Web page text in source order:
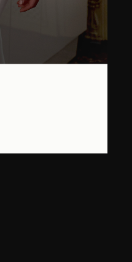
документы
документы
исполнительной